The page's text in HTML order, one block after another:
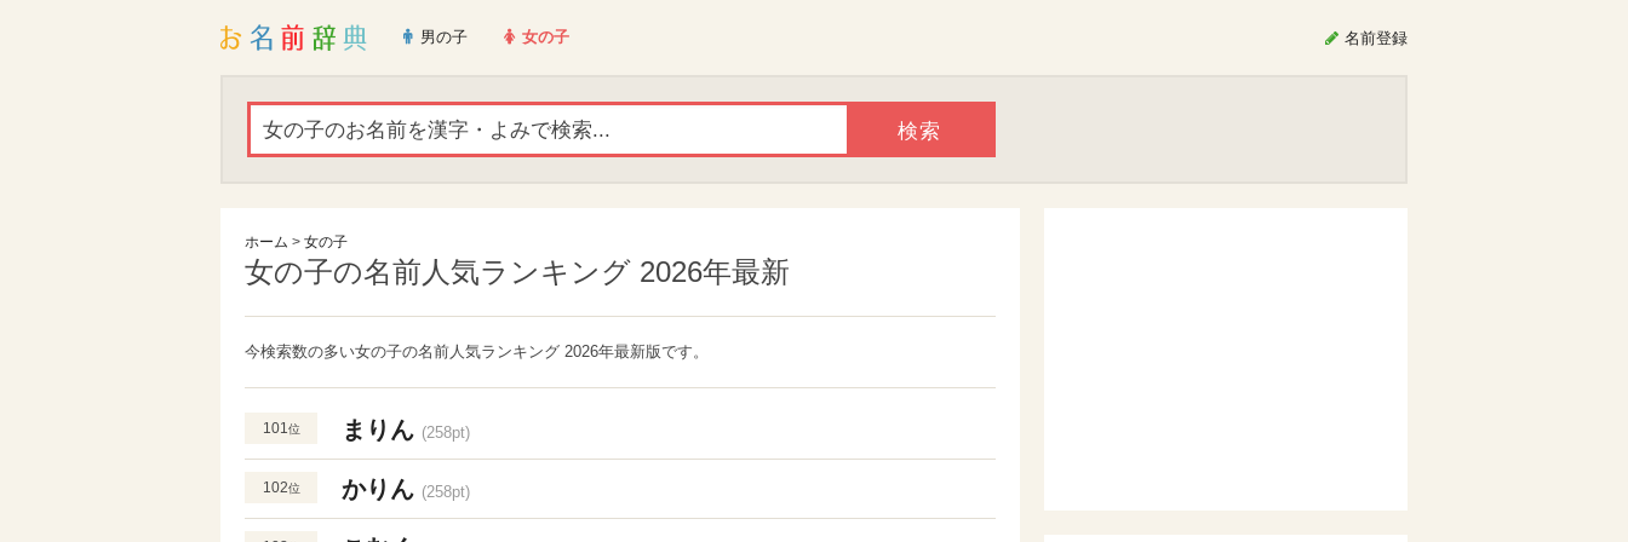
男の子 女の子 名前登録
ホーム > 女の子
女の子の名前人気ランキング 2026年最新
今検索数の多い女の子の名前人気ランキング 2026年最新版です。
101位 まりん (258pt)
102位 かりん (258pt)